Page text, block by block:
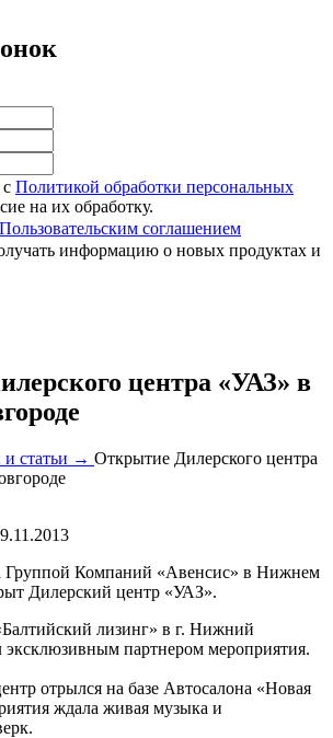
Политикой обработки персональных
на их обработку.
Пользовательским соглашением
информацию о новых продуктах и
центра «УАЗ» в
и статьи → Открытие Дилерского центра
Группой Компаний «Авенсис» в Нижнем
Дилерский центр «УАЗ».
лизинг» в г. Нижний
партнером мероприятия.
отрылся на базе Автосалона «Новая
ждала живая музыка и